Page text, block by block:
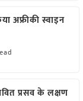
अफ्रीकी स्वाइन
प्रसव के लक्षण